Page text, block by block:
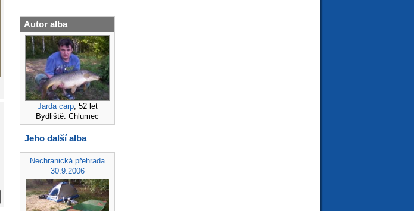
Autor alba
Jarda carp, 52 let
Bydliště: Chlumec
Jeho další alba
Nechranická přehrada
30.9.2006